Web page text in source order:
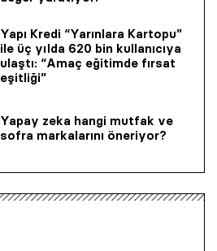
Yapı Kredi “Yarınlara Kartopu”
ile üç yılda 620 bin kullanıcıya
ulaştı: “Amaç eğitimde fırsat
eşitliği”
Yapay zeka hangi mutfak ve
sofra markalarını öneriyor?